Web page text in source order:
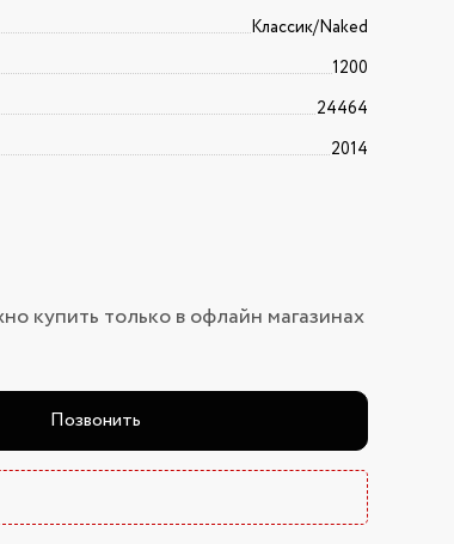
Классик/Naked
1200
24464
2014
купить только в офлайн магазинах
Позвонить